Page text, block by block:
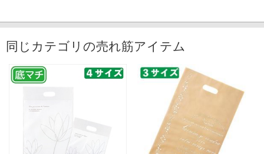
同じカテゴリの売れ筋アイテム